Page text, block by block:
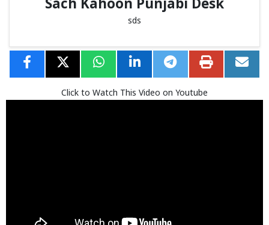
Sach Kahoon Punjabi Desk
sds
Click to Watch This Video on Youtube